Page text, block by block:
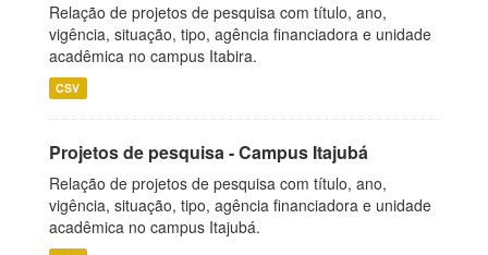
Relação de projetos de pesquisa com título, ano,
vigência, situação, tipo, agência financiadora e unidade
acadêmica no campus Itabira.
CSV
Projetos de pesquisa - Campus Itajubá
Relação de projetos de pesquisa com título, ano,
vigência, situação, tipo, agência financiadora e unidade
acadêmica no campus Itajubá.